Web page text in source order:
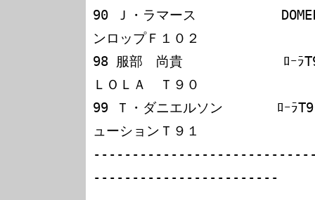
90 Ｊ・ラマース
ンロップＦ１０２
98 服部　尚貴             ﾛｰﾗ
ＬＯＬＡ　Ｔ９０
99 Ｔ・ダニエルソン       ﾛｰﾗ
ューションＴ９１
------------------------